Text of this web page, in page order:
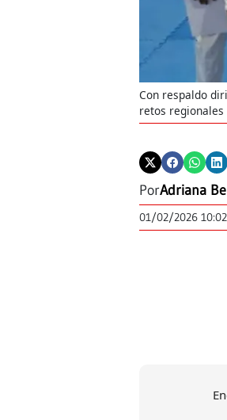
Con respaldo
retos regionales
PorAdriana
01/02/2026 10:02